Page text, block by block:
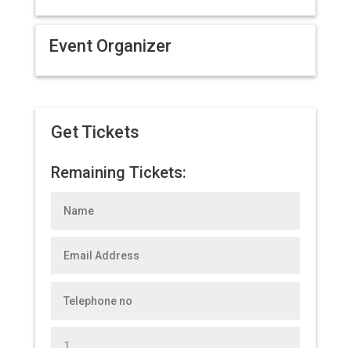
Event Organizer
Get Tickets
Remaining Tickets: